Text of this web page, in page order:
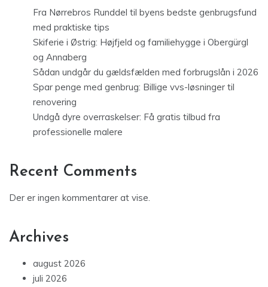
Fra Nørrebros Runddel til byens bedste genbrugsfund
med praktiske tips
Skiferie i Østrig: Højfjeld og familiehygge i Obergürgl
og Annaberg
Sådan undgår du gældsfælden med forbrugslån i 2026
Spar penge med genbrug: Billige vvs-løsninger til
renovering
Undgå dyre overraskelser: Få gratis tilbud fra
professionelle malere
Recent Comments
Der er ingen kommentarer at vise.
Archives
august 2026
juli 2026